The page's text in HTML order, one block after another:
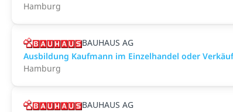
Hamburg
BAUHAUS AG
Ausbildung Kaufmann im Einzelhandel oder
Hamburg
BAUHAUS AG